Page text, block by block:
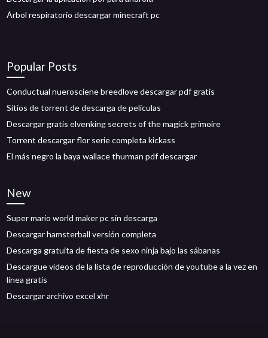
Árbol respiratorio descargar minecraft pc
Popular Posts
Conductual nuerosciene breedlove descargar pdf gratis
Sitios de torrent de descarga de películas
Descargar gratis elvenking secrets of the magick grimoire
Torrent descargar flor serie completa kickass
El más negro la baya wallace thurman pdf descargar
New
Super mario world maker pc sin descarga
Descargar hamsterball versión completa
Descarga gratuita de fiesta de sexo ninja bajo las sábanas
Descargue videos de la lista de reproducción de youtube a la vez en
línea gratis
Descargar archivo excel xhr